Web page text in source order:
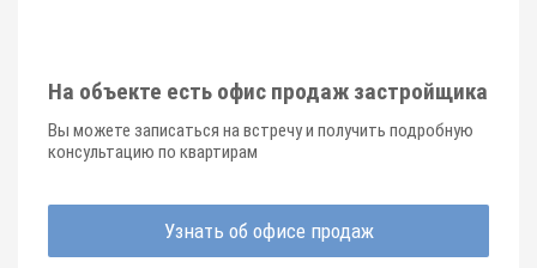
На объекте есть офис продаж застройщика
Вы можете записаться на встречу и получить подробную
консультацию по квартирам
Узнать об офисе продаж